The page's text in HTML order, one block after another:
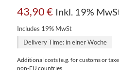
43,90€ Inkl. 19%
Includes 19% MwSt
Delivery Time: in einer Woche
Additional costs (e.g. for customs or
non-EU countries.